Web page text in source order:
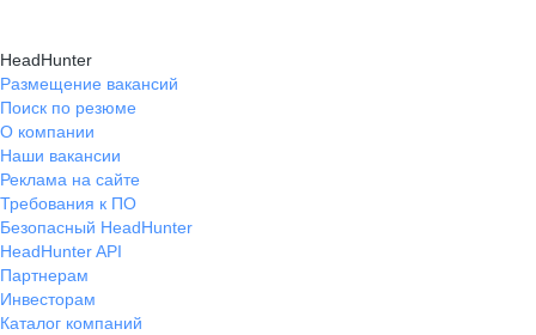
HeadHunter
Размещение вакансий
Поиск по резюме
О компании
Наши вакансии
Реклама на сайте
Требования к ПО
Безопасный HeadHunter
HeadHunter API
Партнерам
Инвесторам
Каталог компаний